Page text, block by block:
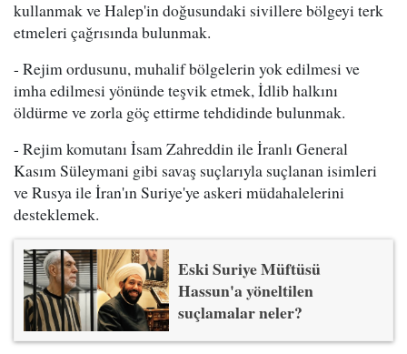
kullanmak ve Halep'in doğusundaki sivillere bölgeyi terk
etmeleri çağrısında bulunmak.
- Rejim ordusunu, muhalif bölgelerin yok edilmesi ve
imha edilmesi yönünde teşvik etmek, İdlib halkını
öldürme ve zorla göç ettirme tehdidinde bulunmak.
- Rejim komutanı İsam Zahreddin ile İranlı General
Kasım Süleymani gibi savaş suçlarıyla suçlanan isimleri
ve Rusya ile İran'ın Suriye'ye askeri müdahalelerini
desteklemek.
Eski Suriye Müftüsü
Hassun'a yöneltilen
suçlamalar neler?